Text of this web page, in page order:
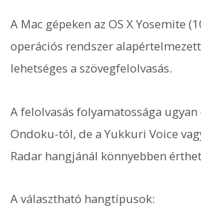
A Mac gépeken az OS X Yosemite
operációs rendszer
lehetséges a szövegfelolvasás.
A felolvasás folyamatossága
Ondoku-tól, de a Yukkuri Voice
Radar hangjánál könnyebben
A választható hangtípusok: